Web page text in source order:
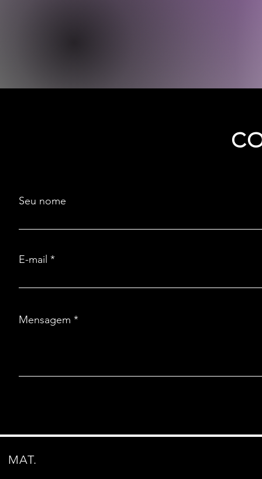
Seu nome
E-mail
Mensagem
MAT.